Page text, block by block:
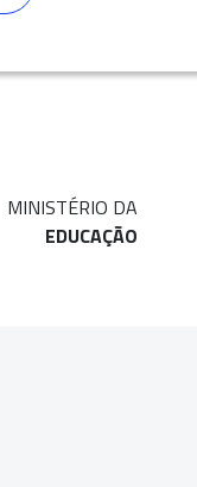
MINISTÉRIO DA
EDUCAÇÃO